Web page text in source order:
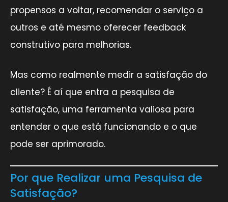
propensos a voltar, recomendar o serviço a
outros e até mesmo oferecer feedback
construtivo para melhorias.
Mas como realmente medir a satisfação do
cliente? É aí que entra a pesquisa de
satisfação, uma ferramenta valiosa para
entender o que está funcionando e o que
pode ser aprimorado.
Por que Realizar uma Pesquisa de
Satisfação?